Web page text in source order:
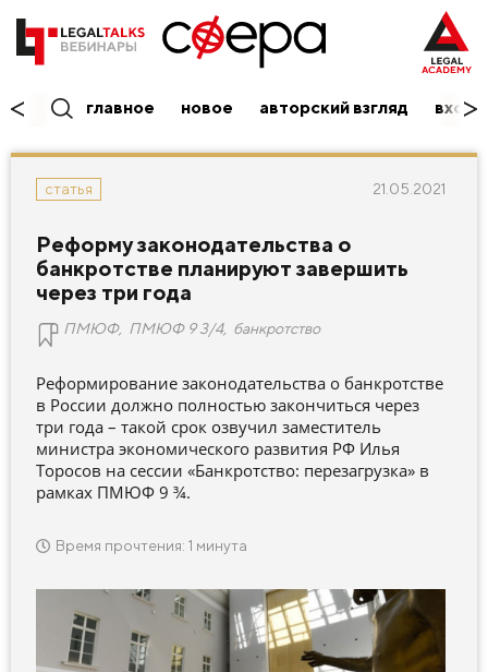
главное новое авторский взгляд вход/
статья 21.05.2021
Реформу законодательства о
банкротстве планируют завершить
через три года
ПМЮФ, ПМЮФ 9 3/4, банкротство
Реформирование законодательства о банкротстве
в России должно полностью закончиться через
три года – такой срок озвучил заместитель
министра экономического развития РФ Илья
Торосов на сессии «Банкротство: перезагрузка» в
рамках ПМЮФ 9 ¾.
Время прочтения: 1 минута